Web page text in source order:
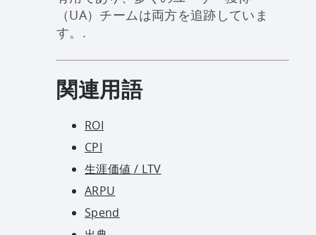
（UA）チームは両方を追跡していま
す。.
関連用語
ROI
CPI
生涯価値 / LTV
ARPU
Spend